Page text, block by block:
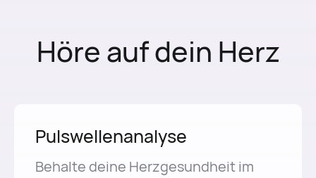
Höre auf dein Herz
Pulswellenanalyse
Behalte deine Herzgesundheit im